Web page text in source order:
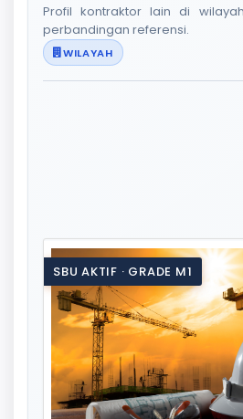
Profil kontraktor lain di
perbandingan referensi.
WILAYAH
SBU AKTIF · GRADE M1